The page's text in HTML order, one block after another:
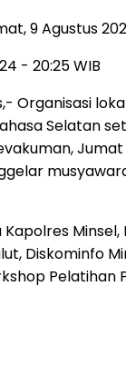
9 Agustus
- 20:25 WIB
Organisasi
Selatan